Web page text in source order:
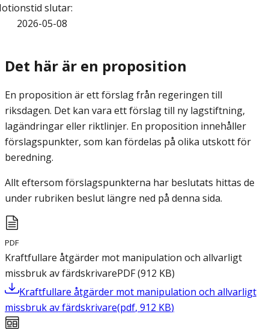
slutar:
2026-05-08
Det här är en proposition
En proposition är ett förslag från regeringen till
riksdagen. Det kan vara ett förslag till ny lagstiftning,
lagändringar eller riktlinjer. En proposition innehåller
förslagspunkter, som kan fördelas på olika utskott för
beredning.
Allt eftersom förslagspunkterna har beslutats hittas de
under rubriken beslut längre ned på denna sida.
PDF
Kraftfullare åtgärder mot manipulation och allvarligt
missbruk av färdskrivarePDF(912 KB)
Kraftfullare åtgärder mot manipulation och allvarligt
missbruk av färdskrivare(pdf, 912 KB)